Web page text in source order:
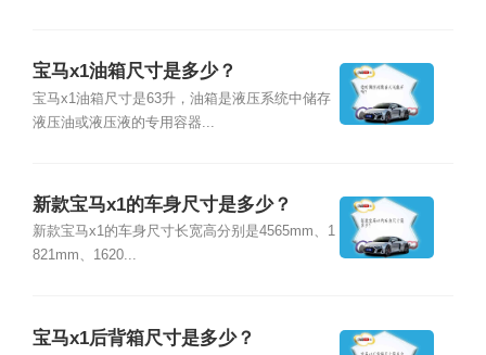
宝马x1油箱尺寸是多少？
宝马x1油箱尺寸是63升，油箱是液压系统中储存
液压油或液压液的专用容器...
新款宝马x1的车身尺寸是多少？
新款宝马x1的车身尺寸长宽高分别是4565mm、1
821mm、1620...
宝马x1后背箱尺寸是多少？